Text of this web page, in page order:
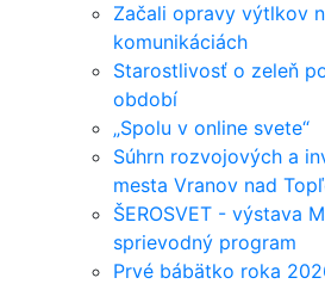
Začali opravy výtlkov
komunikáciách
Starostlivosť o zeleň
období
„Spolu v online svete“
Súhrn rozvojových a
mesta Vranov nad
ŠEROSVET - výstava
sprievodný program
Prvé bábätko roka